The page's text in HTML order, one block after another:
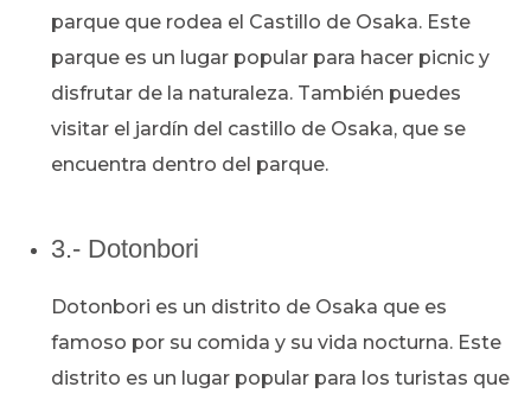
parque que rodea el Castillo de Osaka. Este
parque es un lugar popular para hacer picnic y
disfrutar de la naturaleza. También puedes
visitar el jardín del castillo de Osaka, que se
encuentra dentro del parque.
3.- Dotonbori
Dotonbori es un distrito de Osaka que es
famoso por su comida y su vida nocturna. Este
distrito es un lugar popular para los turistas que